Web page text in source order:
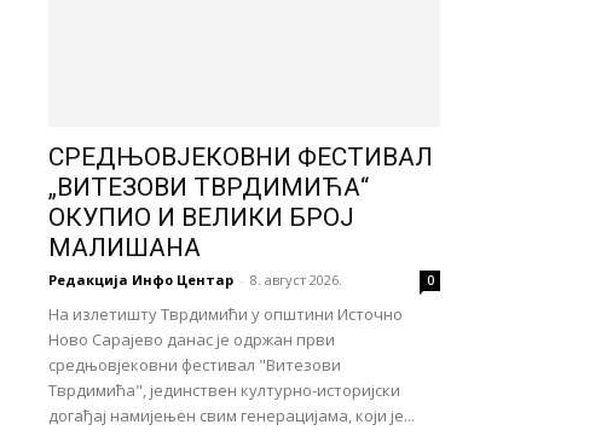
СРЕДЊОВЈЕКОВНИ ФЕСТИВАЛ
„ВИТЕЗОВИ ТВРДИМИЋА“
ОКУПИО И ВЕЛИКИ БРОЈ
МАЛИШАНА
Редакција Инфо Центар - 8. август 2026. 0
На излетишту Тврдимићи у општини Источно
Ново Сарајево данас је одржан први
средњовјековни фестивал "Витезови
Тврдимића", јединствен културно-историјски
догађај намијењен свим генерацијама, који је...